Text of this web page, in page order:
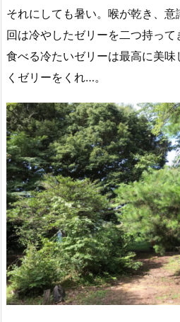
それにしても暑い。喉が乾き、
回は冷やしたゼリーを二つ持っ
食べる冷たいゼリーは最高に美
くゼリーをくれ…。